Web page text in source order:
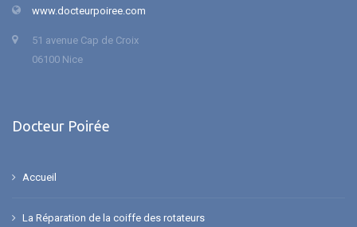
www.docteurpoiree.com
51 avenue Cap de Croix
06100 Nice
Docteur Poirée
Accueil
La Réparation de la coiffe des rotateurs